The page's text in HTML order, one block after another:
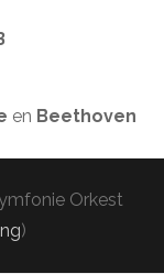
en Beethoven
Orkest
)